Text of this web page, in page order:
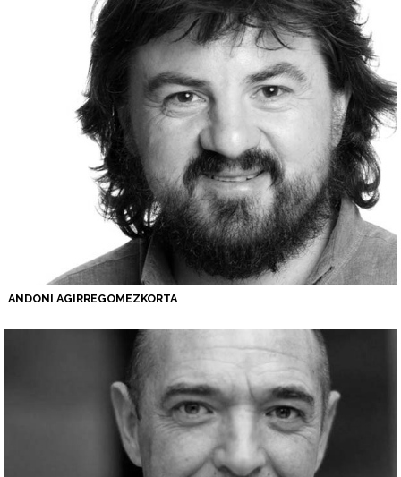
ANDONI AGIRREGOMEZKORTA